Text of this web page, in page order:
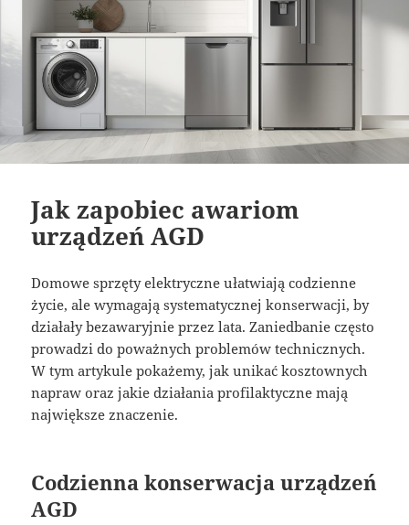
Jak zapobiec awariom
urządzeń AGD
Domowe sprzęty elektryczne ułatwiają codzienne
życie, ale wymagają systematycznej konserwacji, by
działały bezawaryjnie przez lata. Zaniedbanie często
prowadzi do poważnych problemów technicznych.
W tym artykule pokażemy, jak unikać kosztownych
napraw oraz jakie działania profilaktyczne mają
największe znaczenie.
Codzienna konserwacja urządzeń
AGD